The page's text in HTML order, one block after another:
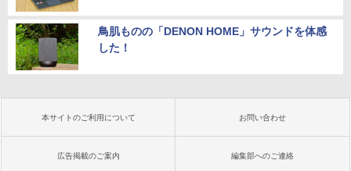
鳥肌ものの「DENON HOME」サウンドを体感
した！
本サイトのご利用について お問い合わせ
広告掲載のご案内 編集部へのご連絡